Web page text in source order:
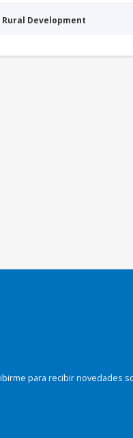
Rural Development
para recibir novedades